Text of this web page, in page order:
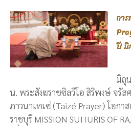
กา
ปี มิ
ค่
มิถุ
น. พระสังฆราชซิลวีโอ สิริพงษ์ จรัส
ภาวนาเทเซ่ (Taizé Prayer) โอกา
ราชบุรี MISSION SUI IURIS OF